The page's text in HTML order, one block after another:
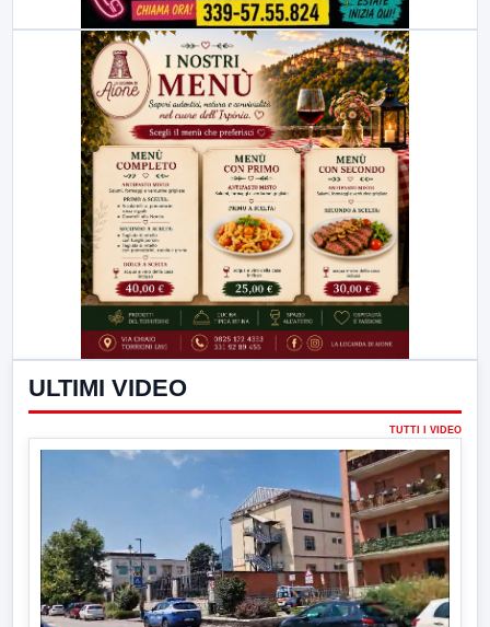
ULTIMI VIDEO
TUTTI I VIDEO